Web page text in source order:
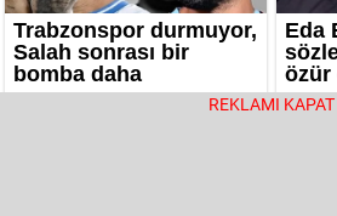
REKLAMI KAPAT